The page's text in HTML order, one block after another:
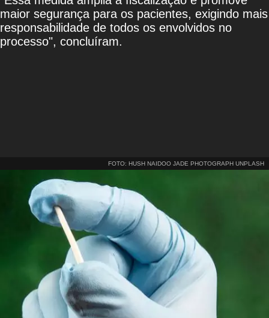
maior segurança para os pacientes, exigindo mais
responsabilidade de todos os envolvidos no
processo", concluíram.
FOTO: HUSH NAIDOO JADE PHOTOGRAPH UNPLASH